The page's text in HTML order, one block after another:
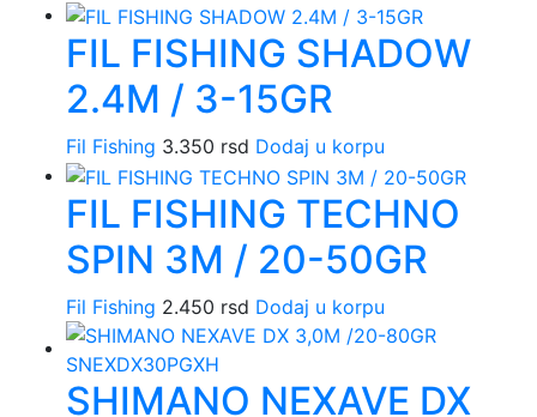
FIL FISHING SHADOW
2.4M / 3-15GR
Fil Fishing 3.350 rsd Dodaj u korpu
FIL FISHING TECHNO
SPIN 3M / 20-50GR
Fil Fishing 2.450 rsd Dodaj u korpu
SHIMANO NEXAVE DX